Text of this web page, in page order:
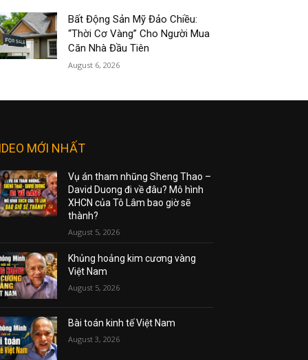
Bất Động Sản Mỹ Đảo Chiều:
“Thời Cơ Vàng” Cho Người Mua
Căn Nhà Đầu Tiên
August 6, 2026
MỚI NHẤT
Vụ án tham nhũng Sheng Thao –
David Duong đi về đâu? Mô hình
XHCN của Tô Lâm bao giờ sẽ
thành?
August 5, 2026
Khủng hoảng kim cương vàng
Việt Nam
August 5, 2026
Bài toán kinh tế Việt Nam
August 3, 2026